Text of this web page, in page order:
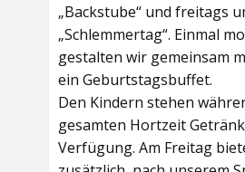
„Backstube“ und freitags
„Schlemmertag“. Einmal
gestalten wir gemeinsam
ein Geburtstagsbuffet.
Den Kindern stehen
gesamten Hortzeit
Verfügung. Am Freitag